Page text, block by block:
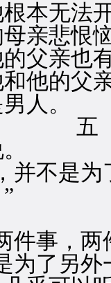
本无法
悲恨恼
父亲也
的父亲
人。
不是为
事，两
为了另外